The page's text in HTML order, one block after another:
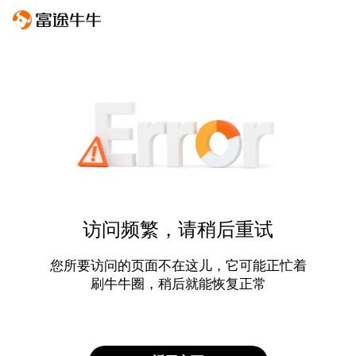
访问频繁，请稍后重试
您所要访问的页面不在这儿，它可能正忙着
刷牛牛圈，稍后就能恢复正常